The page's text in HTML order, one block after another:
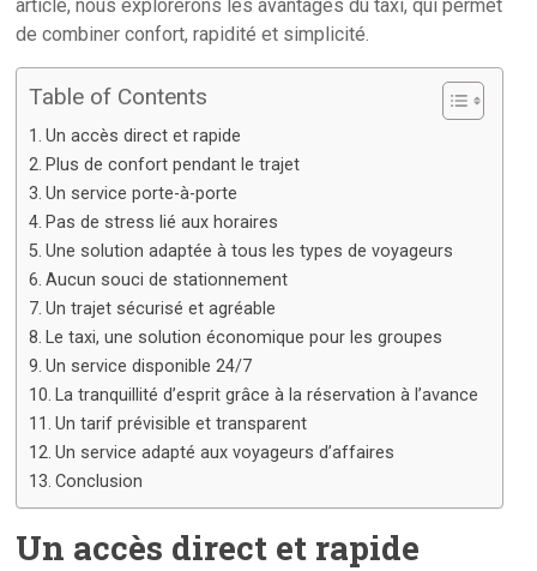
article, nous explorerons les avantages du taxi, qui permet
de combiner confort, rapidité et simplicité.
Table of Contents
Un accès direct et rapide
Plus de confort pendant le trajet
Un service porte-à-porte
Pas de stress lié aux horaires
Une solution adaptée à tous les types de voyageurs
Aucun souci de stationnement
Un trajet sécurisé et agréable
Le taxi, une solution économique pour les groupes
Un service disponible 24/7
La tranquillité d’esprit grâce à la réservation à l’avance
Un tarif prévisible et transparent
Un service adapté aux voyageurs d’affaires
Conclusion
Un accès direct et rapide